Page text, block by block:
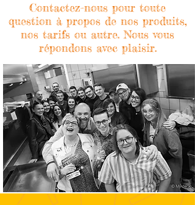
Contactez-nous pour toute
question à propos de nos produits,
nos tarifs ou autre. Nous vous
répondons avec plaisir.